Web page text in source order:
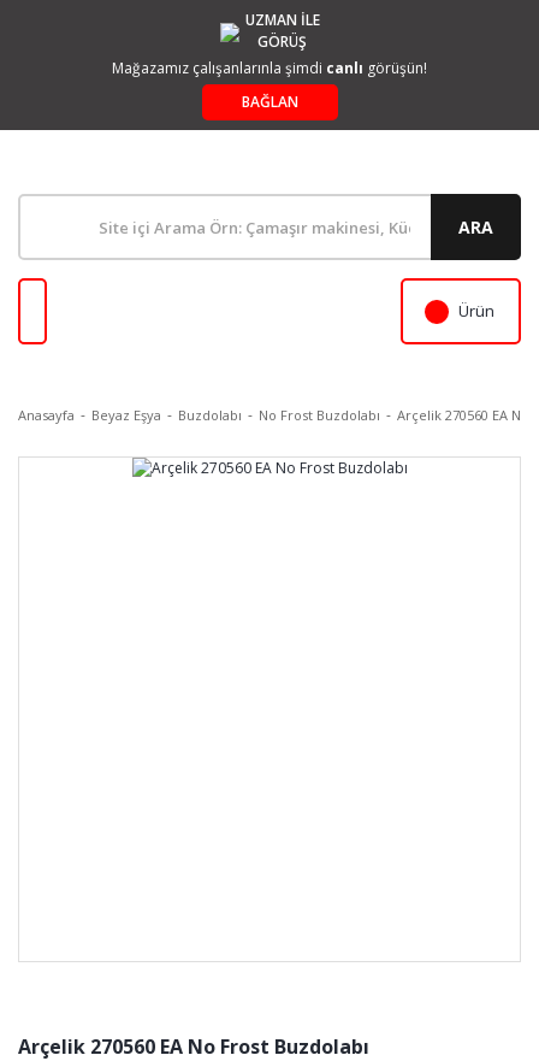
UZMAN İLE
GÖRÜŞ
Mağazamız çalışanlarınla şimdi canlı görüşün!
BAĞLAN
ARA
Ürün
Anasayfa Beyaz Eşya Buzdolabı No Frost Buzdolabı Arçelik 270560 EA No
Arçelik 270560 EA No Frost Buzdolabı